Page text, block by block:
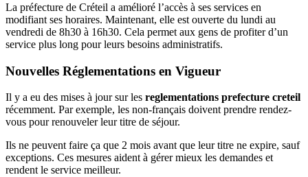
La préfecture de Créteil a amélioré l’accès à ses services en
modifiant ses horaires. Maintenant, elle est ouverte du lundi au
vendredi de 8h30 à 16h30. Cela permet aux gens de profiter d’un
service plus long pour leurs besoins administratifs.
Nouvelles Réglementations en Vigueur
Il y a eu des mises à jour sur les reglementations prefecture creteil
récemment. Par exemple, les non-français doivent prendre rendez-
vous pour renouveler leur titre de séjour.
Ils ne peuvent faire ça que 2 mois avant que leur titre ne expire, sauf
exceptions. Ces mesures aident à gérer mieux les demandes et
rendent le service meilleur.